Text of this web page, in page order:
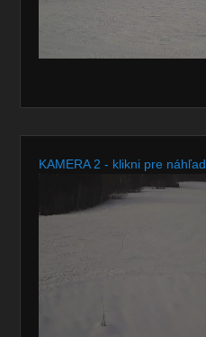
KAMERA 2 - klikni pre náhľad